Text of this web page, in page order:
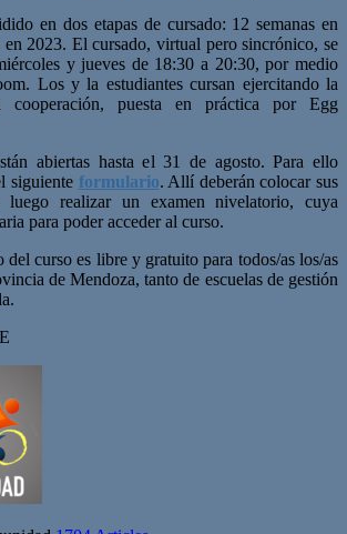
en dos etapas de cursado: 12 semanas en
en 2023. El cursado, virtual pero sincrónico, se
y jueves de 18:30 a 20:30, por medio
Los y la estudiantes cursan ejercitando la
cooperación, puesta en práctica por Egg
abiertas hasta el 31 de agosto. Para ello
siguiente formulario. Allí deberán colocar sus
luego realizar un examen nivelatorio, cuya
para poder acceder al curso.
curso es libre y gratuito para todos/as los/as
de Mendoza, tanto de escuelas de gestión